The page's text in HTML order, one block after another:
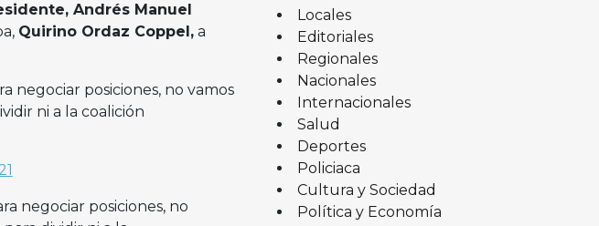
Andrés Manuel
Quirino Ordaz Coppel,a
negociar posiciones, no vamos
ni a la coalición
negociar posiciones, no
Locales
Editoriales
Regionales
Nacionales
Internacionales
Salud
Deportes
Policiaca
Cultura y Sociedad
Política y Economía